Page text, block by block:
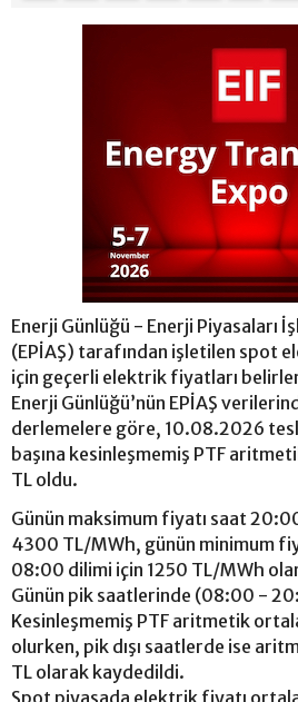
Enerji Günlüğü - Enerji Piyasaları
(EPİAŞ) tarafından işletilen spot
için geçerli elektrik fiyatları
Enerji Günlüğü’nün EPİAŞ
derlemelere göre, 10.08.2026
başına kesinleşmemiş PTF
TL oldu.
Günün maksimum fiyatı saat
4300 TL/MWh, günün minimum
08:00 dilimi için 1250 TL/MWh
Günün pik saatlerinde (08:00 -
Kesinleşmemiş PTF aritmetik
olurken, pik dışı saatlerde ise
TL olarak kaydedildi.
Spot piyasada elektrik fiyatı